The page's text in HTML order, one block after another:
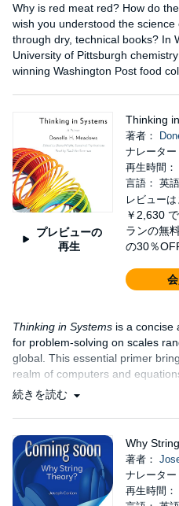
Why is red meat red? How do
wish you understood the
through dry, technical books? In
University of Pittsburgh
winning Washington Post food
プレビューの
再生
Thinking
著者：
ナレーター
再生時間
言語： 英語
レビューは
￥2,630
ランの無
の30％
Thinking in Systems is a concise
for problem-solving on scales
global. This essential primer
realm of computers and
続きを読む
Why
著者：
ナレーター
再生時間